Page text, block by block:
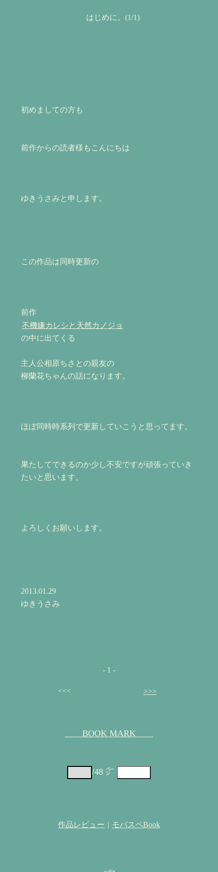
はじめに。(1/1)
初めましての方も
前作からの読者様もこんにちは
ゆきうさみと申します。
この作品は同時更新の
前作
不機嫌カレシと天然カノジョ
の中に出てくる
主人公相原ちさとの親友の
柳蘭花ちゃんの話になります。
ほぼ同時時系列で更新していこうと思ってます。
果たしてできるのか少し不安ですが頑張っていき
たいと思います。
よろしくお願いします。
2013.01.29
ゆきうさみ
- 1 -
<<< >>>
BOOK MARK
/48 ㌻
作品レビュー | モバスペBook